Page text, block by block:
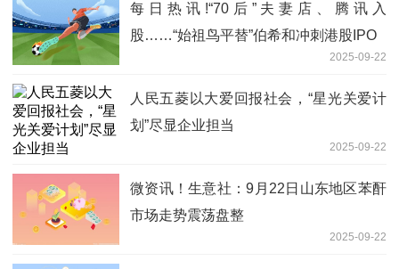
每日热讯!“70后”夫妻店、腾讯入
股……“始祖鸟平替”伯希和冲刺港股IPO
2025-09-22
人民五菱以大爱回报社会，“星光关爱计
划”尽显企业担当
2025-09-22
微资讯！生意社：9月22日山东地区苯酐
市场走势震荡盘整
2025-09-22